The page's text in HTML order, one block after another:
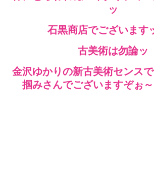
ッ
石黒商店でございます
古美術は勿論ッ
金沢ゆかりの新古美術センス
掴みさんでございますぞぉ～